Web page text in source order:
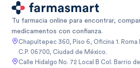
Tu farmacia online para encontrar,
medicamentos con confianza.
Chapultepec 360, Piso 6, Oficina 1.
C.P. 06700, Ciudad de México.
Calle Hidalgo No. 72 Local B Col. Barrio